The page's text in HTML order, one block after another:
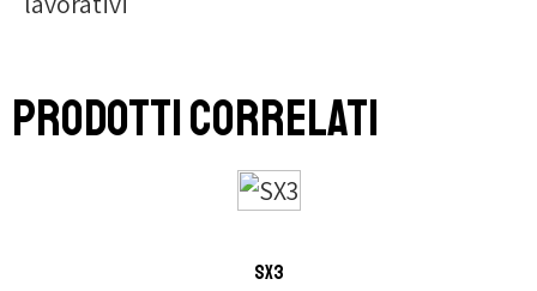
Prodotti correlati
SX3